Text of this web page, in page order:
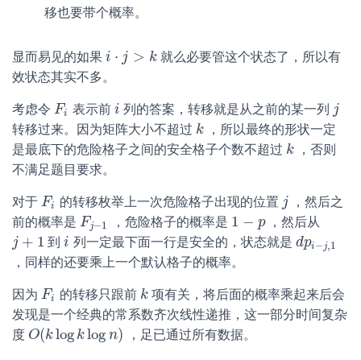
移也要带个概率。
显而易见的如果 i ⋅ j > k
i⋅ >k
就么必要管这个状态了，所以有
效状态其实不多。
考虑令 Fi
Fi 表示前 i
i 列的答案，转移就是从之前的某一列 j
j
转移过来。因为矩阵大小不超过 k
k ，所以最终的形状一定
是最底下的危险格子之间的安全格子个数不超过 k
k ，否则
不满足题目要求。
对于 Fi
Fi 的转移枚举上一次危险格子出现的位置 j
j
，然后之
前的概率是 Fj−1
Fj−1 ，危险格子的概率是 1 − p
1 −p ，然后从
j + 1
j+ 1 到 i
i 列一定最下面一行是安全的，状态就是 dpi−j,1
dpi−j, 1
，同样的还要乘上一个默认格子的概率。
因为 Fi
Fi 的转移只跟前 k
k项有关，将后面的概率乘起来后会
发现是一个经典的常系数齐次线性递推，这一部分时间复杂
度 O(klog klog n)
O(klogk logn) ，足已通过所有数据。